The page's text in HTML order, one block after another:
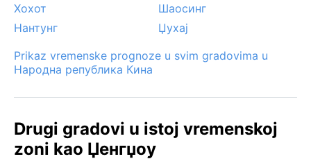
Хохот
Шаосинг
Нантунг
Џухај
Prikaz vremenske prognoze u svim gradovima u
Народна република Кина
Drugi gradovi u istoj vremenskoj
zoni kao Џенгџоу